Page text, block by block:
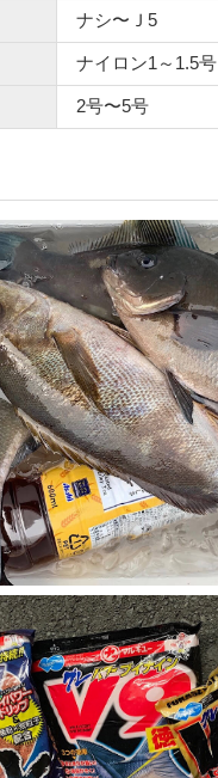
ナシ〜Ｊ5
ナイロン1～1.5号
2号〜5号